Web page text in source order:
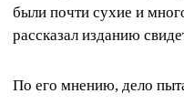
были почти сухие и
рассказал изданию
По его мнению, дело